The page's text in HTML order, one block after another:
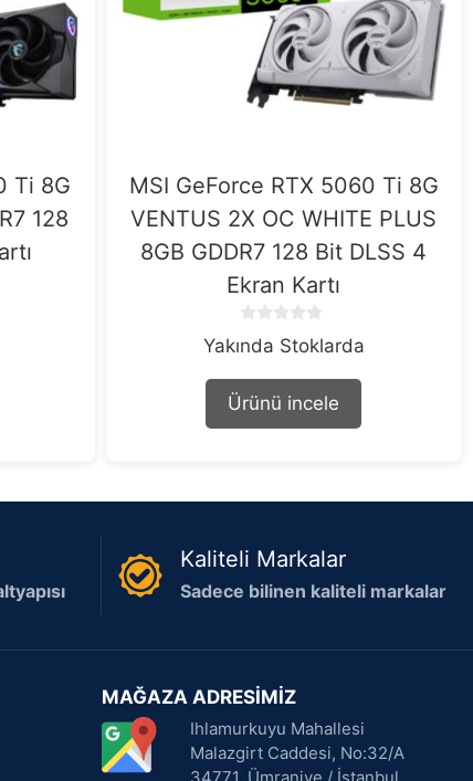
Ti 8G
128
MSI GeForce RTX 5060 Ti 8G
VENTUS 2X OC WHITE PLUS
8GB GDDR7 128 Bit DLSS 4
Ekran Kartı
o
o
f
Yakında Stoklarda
Ürünü incele
Kaliteli Markalar
Sadece bilinen kaliteli markalar
MAĞAZA ADRESİMİZ
Ihlamurkuyu Mahallesi
Malazgirt Caddesi, No:32/A